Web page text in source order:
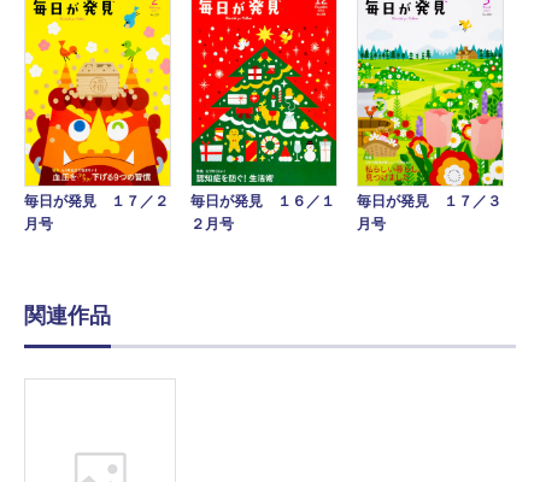
毎日が発見 １７／２
月号
毎日が発見 １６／１
２月号
毎日が発見 １７／３
月号
関連作品